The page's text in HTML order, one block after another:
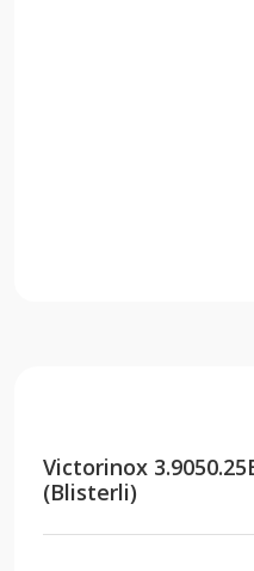
Victorinox
(Blisterli)